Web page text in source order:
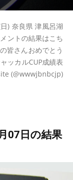
) 奈良県 津風呂湖
ントの結果はこち
皆さんおめでとう
ッカルCUP成績表
(@wwwjbnbcjp)
07日の結果